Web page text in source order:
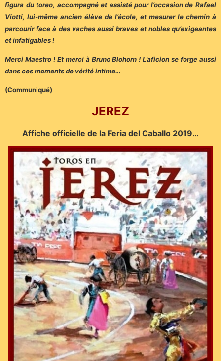
figura du toreo, accompagné et assisté pour l’occasion de Rafael
Viotti, lui-même ancien élève de l’école, et mesurer le chemin à
parcourir face à des vaches aussi braves et nobles qu’exigeantes
et infatigables !
Merci Maestro ! Et merci à Bruno Blohorn ! L’aficion se forge aussi
dans ces moments de vérité intime…
(Communiqué)
JEREZ
Affiche officielle de la Feria del Caballo 2019…